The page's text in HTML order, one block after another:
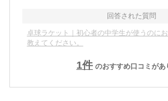
回答された質問
卓球ラケット｜初心者の中学生が使うのに
教えてください。
1件 のおすすめ口コミがあ